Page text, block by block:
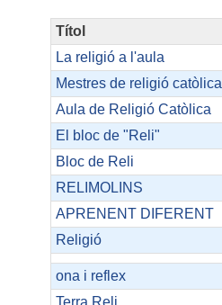
Títol
La religió a l'aula
Mestres de religió catòlica
Aula de Religió Catòlica
El bloc de "Reli"
Bloc de Reli
RELIMOLINS
APRENENT DIFERENT
Religió
ona i reflex